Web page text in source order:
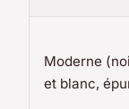
Moderne
et blanc,